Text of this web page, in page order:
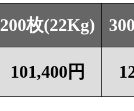
200枚(22Kg)
101,400円